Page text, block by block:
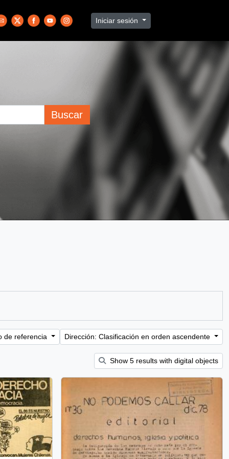
Iniciar sesión
Buscar
de referencia Dirección: Clasificación en orden ascendente
Show 5 results with digital objects